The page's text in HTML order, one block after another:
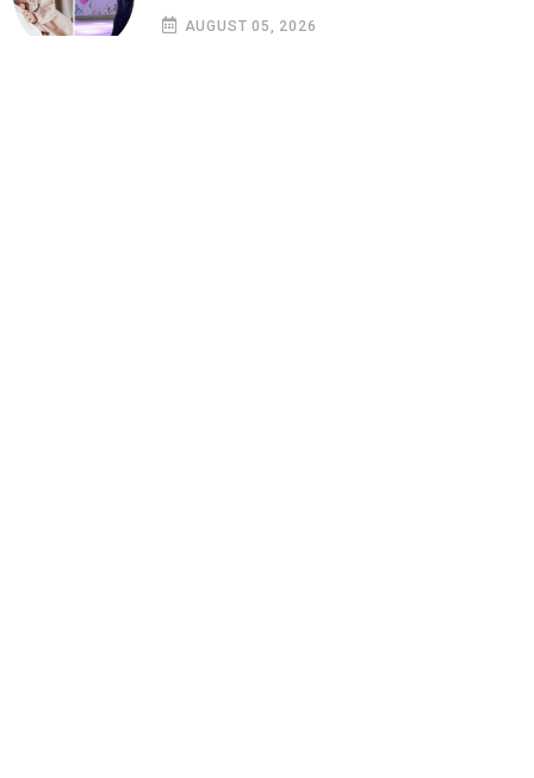
AUGUST 05, 2026